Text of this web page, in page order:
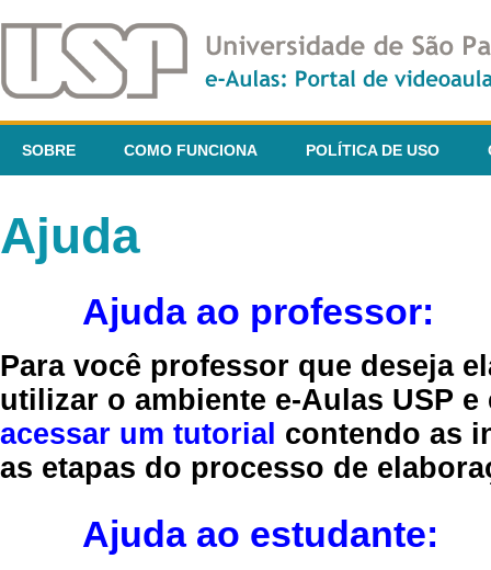
SOBRE COMO FUNCIONA POLÍTICA DE USO
Ajuda
Ajuda ao professor:
Para você professor que deseja
utilizar o ambiente e-Aulas USP
acessar um tutorial contendo as
as etapas do processo de
Ajuda ao estudante: